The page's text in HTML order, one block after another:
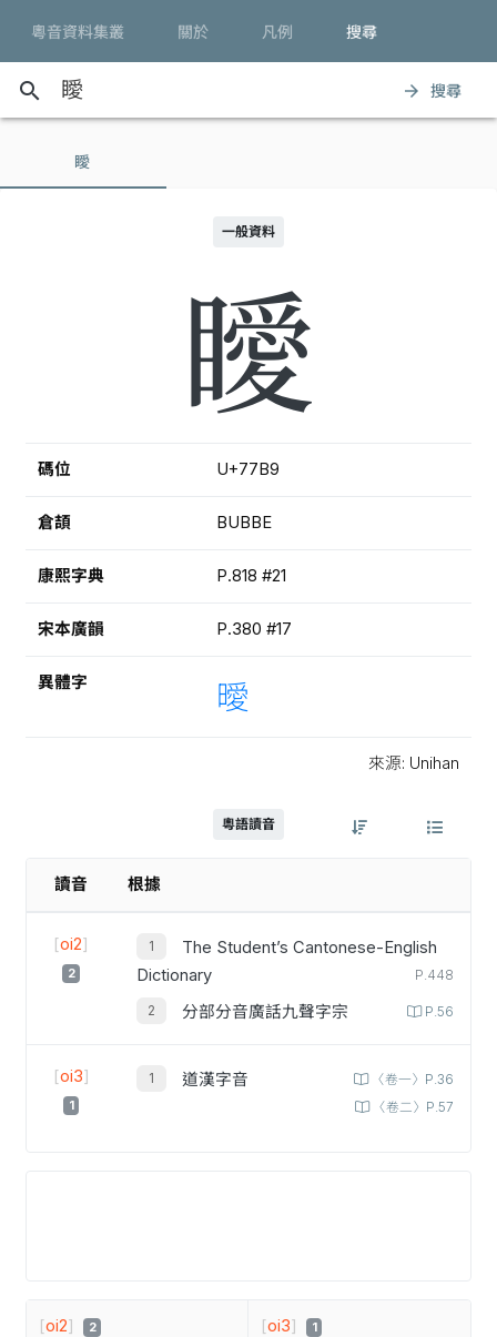
粵音資料集叢 關於 凡例 搜尋
search arrow_forward 搜尋
瞹
一般資料
瞹
碼位 U+77B9
倉頡 BUBBE
康熙字典 P.818 #21
宋本廣韻 P.380 #17
異體字 曖
來源: Unihan
粵語讀音
讀音 根據
[oi2]
2
The Student’s Cantonese-English
Dictionary
P.448
分部分音廣話九聲字宗 P.56
[oi3]
1
道漢字音
〈卷一〉P.36
〈卷二〉P.57
[oi2] 2 [oi3] 1